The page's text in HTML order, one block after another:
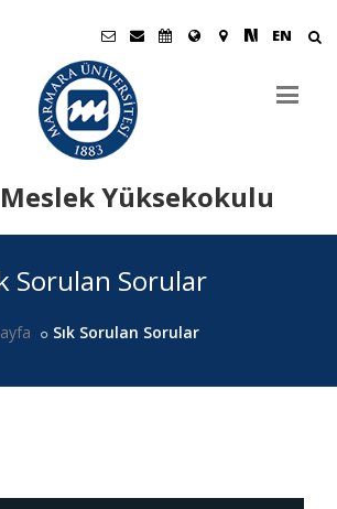
EN
Yüksekokulu
Sorulan Sorular
Sık Sorulan Sorular